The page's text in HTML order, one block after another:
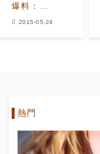
爆料：
2015-05-24
熱門